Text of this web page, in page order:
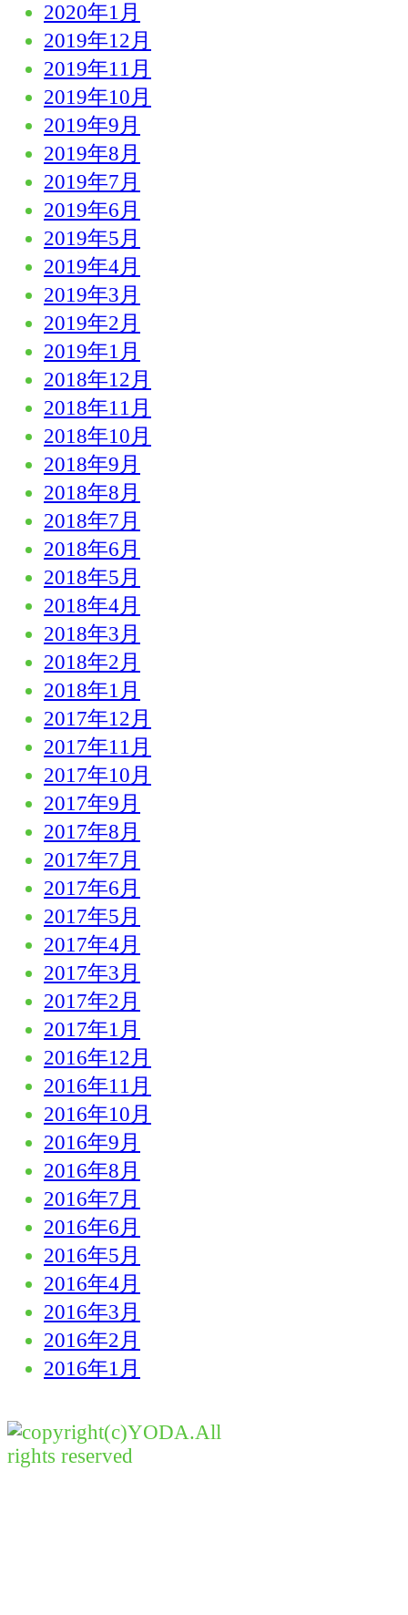
2020年1月
2019年12月
2019年11月
2019年10月
2019年9月
2019年8月
2019年7月
2019年6月
2019年5月
2019年4月
2019年3月
2019年2月
2019年1月
2018年12月
2018年11月
2018年10月
2018年9月
2018年8月
2018年7月
2018年6月
2018年5月
2018年4月
2018年3月
2018年2月
2018年1月
2017年12月
2017年11月
2017年10月
2017年9月
2017年8月
2017年7月
2017年6月
2017年5月
2017年4月
2017年3月
2017年2月
2017年1月
2016年12月
2016年11月
2016年10月
2016年9月
2016年8月
2016年7月
2016年6月
2016年5月
2016年4月
2016年3月
2016年2月
2016年1月